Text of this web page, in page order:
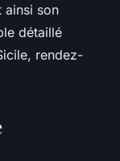
ainsi son
détaillé
rendez-